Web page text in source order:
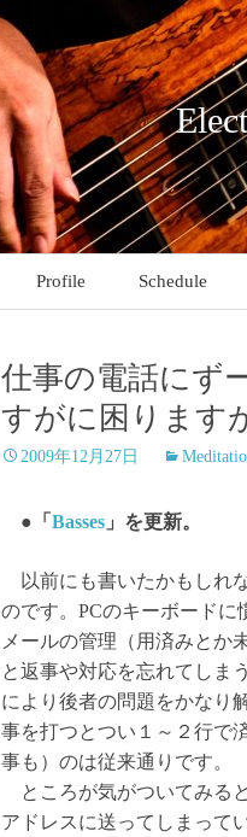
Profile Schedule
仕事の電話にず
すがに困ります
2009年12月27日
●「 Basses 」を更新。
以前にも書いたかもしれ
のです。PCのキーボードに
メールの管理（用済みとか
と返事や対応を忘れてしま
により後者の問題をかなり
事を打つとつい１～２行で
事も）のは従来通りです。
ところが気がついてみる
アドレスに送ってしまって